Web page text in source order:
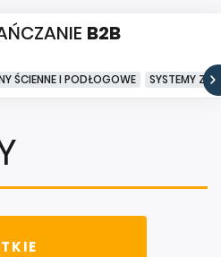
B2B
ŚCIENNE I PODŁOGOWE SYSTEMY